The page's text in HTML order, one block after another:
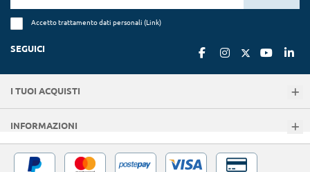
Accetto trattamento dati personali (Link)
SEGUICI
I TUOI ACQUISTI
INFORMAZIONI